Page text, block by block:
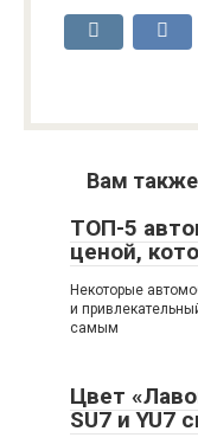
Вам
ТОП-5
ценой,
Некоторые
и
самым
Цвет
SU7 и YU7